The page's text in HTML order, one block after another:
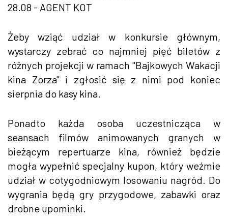
28.08 - AGENT KOT
Żeby wziąć udział w konkursie głównym,
wystarczy zebrać co najmniej pięć biletów z
różnych projekcji w ramach "Bajkowych Wakacji
kina Zorza" i zgłosić się z nimi pod koniec
sierpnia do kasy kina.
Ponadto każda osoba uczestnicząca w
seansach filmów animowanych granych w
bieżącym repertuarze kina, również będzie
mogła wypełnić specjalny kupon, który weźmie
udział w cotygodniowym losowaniu nagród. Do
wygrania będą gry przygodowe, zabawki oraz
drobne upominki.